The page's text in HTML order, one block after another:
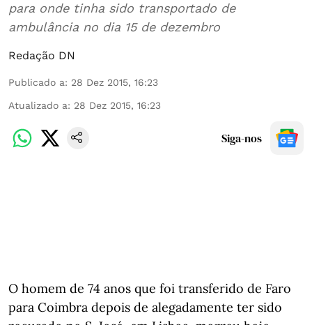
para onde tinha sido transportado de
ambulância no dia 15 de dezembro
Redação DN
Publicado a: 28 Dez 2015, 16:23
Atualizado a: 28 Dez 2015, 16:23
Siga-nos
O homem de 74 anos que foi transferido de Faro
para Coimbra depois de alegadamente ter sido